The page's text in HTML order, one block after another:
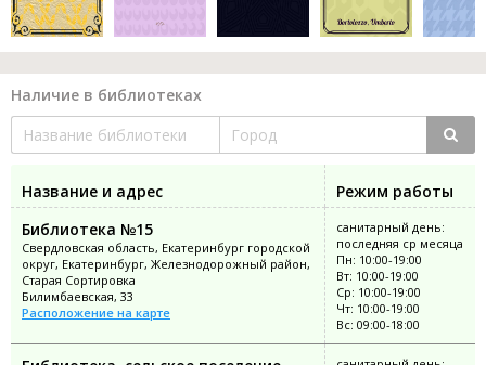
Наличие в библиотеках
Название и адрес
Режим работы
Библиотека №15
Свердловская область, Екатеринбург городской
округ, Екатеринбург, Железнодорожный район,
Старая Сортировка
Билимбаевская, 33
Расположение на карте
санитарный день:
последняя ср месяца
Пн: 10:00-19:00
Вт: 10:00-19:00
Ср: 10:00-19:00
Чт: 10:00-19:00
Вс: 09:00-18:00